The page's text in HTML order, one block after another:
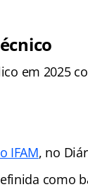
em 2025
IFAM, no
como